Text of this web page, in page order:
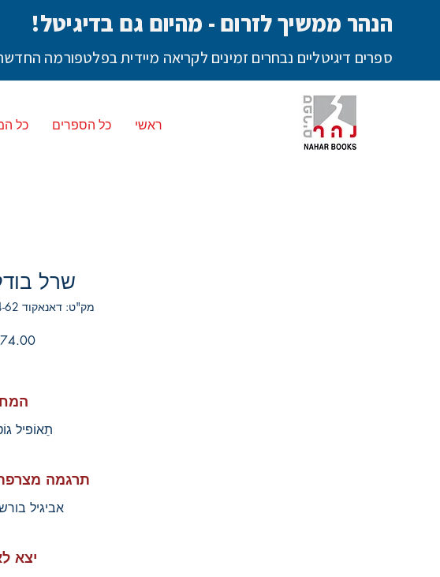
הנהר ממשיך לזרום - מהיום גם בדיגיטל!
ספרים דיגיטליים נבחרים זמינים לקריאה מיידית בפלטפורמה
כל כל הספרים ראשי
שרל
מק"ט: דאנאקוד 644-62
תֵאוֹפיל
תרגמה
אביגיל
יצא